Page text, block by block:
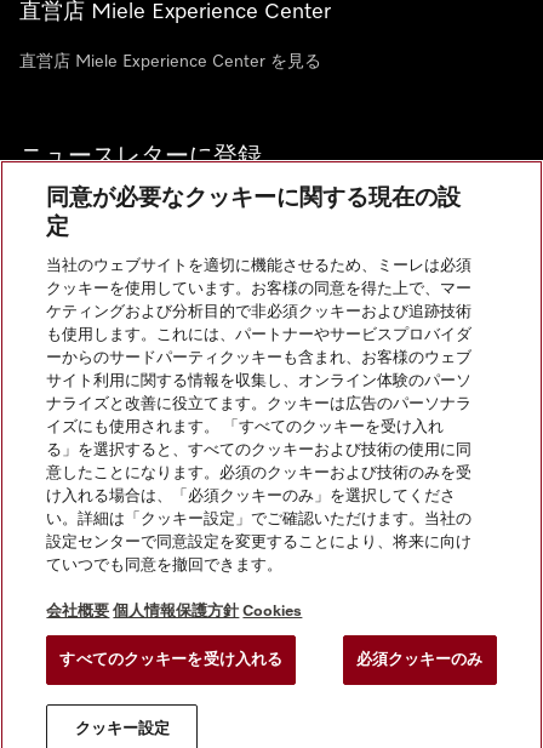
直営店 Miele Experience Center
直営店 Miele Experience Center を見る
ニュースレターに登録
お問い合わせ
会社概要
法的通知
個人情報保護方針
InstagramのMiele
YoutubeのMiele
同意が必要なクッキーに関する現在の設
定
当社のウェブサイトを適切に機能させるため、ミーレは必須
クッキーを使用しています。お客様の同意を得た上で、マー
ケティングおよび分析目的で非必須クッキーおよび追跡技術
も使用します。これには、パートナーやサービスプロバイダ
ーからのサードパーティクッキーも含まれ、お客様のウェブ
サイト利用に関する情報を収集し、オンライン体験のパーソ
ナライズと改善に役立てます。クッキーは広告のパーソナラ
イズにも使用されます。 「すべてのクッキーを受け入れ
る」を選択すると、すべてのクッキーおよび技術の使用に同
意したことになります。必須のクッキーおよび技術のみを受
け入れる場合は、「必須クッキーのみ」を選択してくださ
い。詳細は「クッキー設定」でご確認いただけます。当社の
設定センターで同意設定を変更することにより、将来に向け
ていつでも同意を撤回できます。
会社概要 個人情報保護方針 Cookies
すべてのクッキーを受け入れる 必須クッキーのみ
クッキー設定